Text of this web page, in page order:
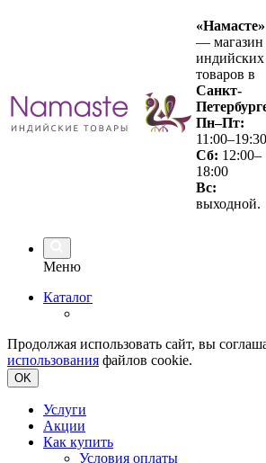
«Намасте»
— магазин
индийских
товаров в
Санкт-
Пн–Пт:
11:00–19:30
Сб: 12:00–
18:00
Вс:
выходной.
Меню
Каталог
Продолжая использовать сайт, вы
использования файлов cookie.
OK
Услуги
Акции
Как купить
Условия оплаты